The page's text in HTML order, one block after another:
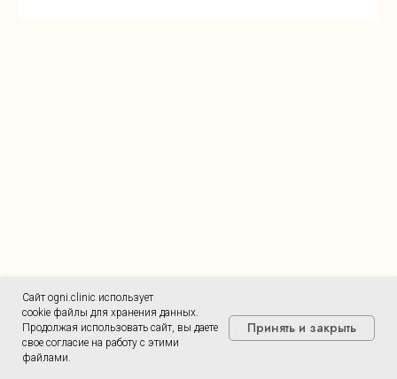
Сайт ogni.clinic использует
cookie файлы для хранения данных.
Продолжая использовать сайт, вы даете
свое согласие на работу с этими
файлами.
Принять и закрыть